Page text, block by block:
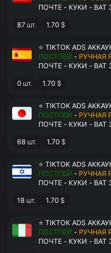
ПОЧТЕ - КУКИ - ВАТ
87 шт. 1.70 $
⭐ TIKTOK ADS
ПОСТПЕЙ - РУЧНАЯ
ПОЧТЕ - КУКИ - ВАТ
0 шт. 1.70 $
⭐ TIKTOK ADS
ПОСТПЕЙ - РУЧНАЯ
ПОЧТЕ - КУКИ - ВАТ
68 шт. 1.70 $
⭐ TIKTOK ADS
ПОСТПЕЙ - РУЧНАЯ
ПОЧТЕ - КУКИ - ВАТ
18 шт. 1.70 $
⭐ TIKTOK ADS
ПОСТПЕЙ - РУЧНАЯ
ПОЧТЕ - КУКИ - ВАТ